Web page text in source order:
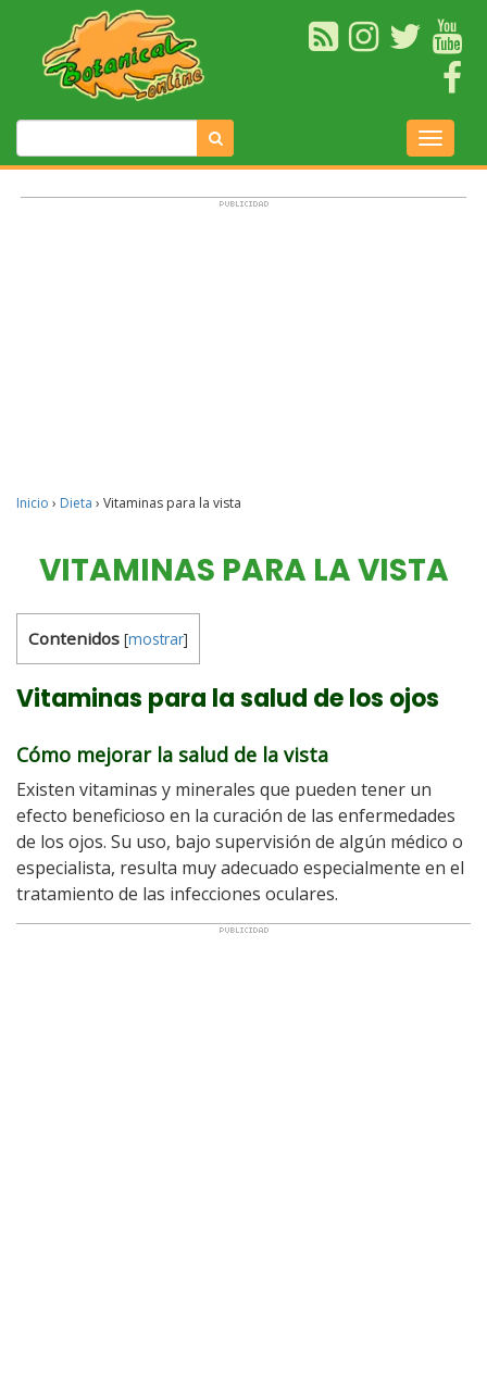
Inicio › Dieta › Vitaminas para la vista
VITAMINAS PARA LA VISTA
Contenidos [mostrar]
Vitaminas para la salud de los ojos
Cómo mejorar la salud de la vista
Existen vitaminas y minerales que pueden tener un
efecto beneficioso en la curación de las enfermedades
de los ojos. Su uso, bajo supervisión de algún médico o
especialista, resulta muy adecuado especialmente en el
tratamiento de las infecciones oculares.